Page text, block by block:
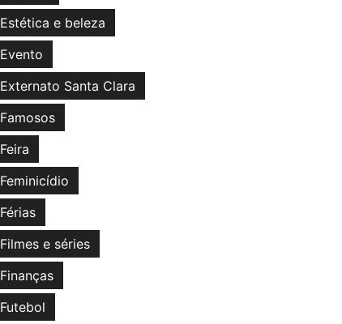
Estética e beleza
Evento
Externato Santa Clara
Famosos
Feira
Feminicídio
Férias
Filmes e séries
Finanças
Futebol